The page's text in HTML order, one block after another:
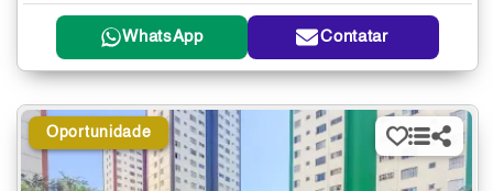
WhatsApp Contatar
Oportunidade